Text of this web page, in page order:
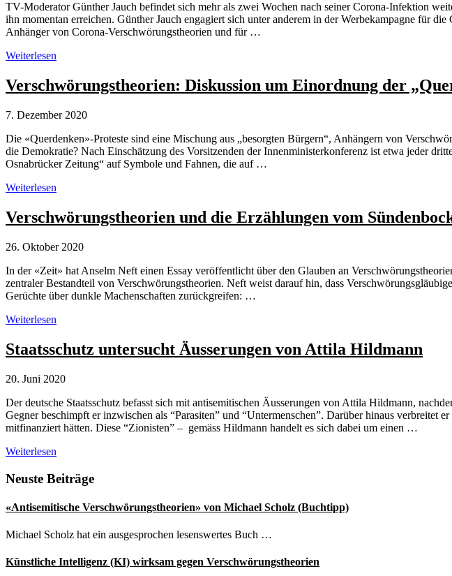
TV-Moderator Günther Jauch befindet sich mehr als zwei Wochen nach seiner Corona-Infektion
ihn momentan erreichen. Günther Jauch engagiert sich unter anderem in der Werbekampagne für
Anhänger von Corona-Verschwörungstheorien und für …
Moderator
Jauch:
Hassnachrichten
Verschwörungstheoretikern
Weiterlesen
Verschwörungstheorien: Diskussion um Einordnung der
7. Dezember 2020
Die «Querdenken»-Proteste sind eine Mischung aus „besorgten Bürgern“, Anhängern von
die Demokratie? Nach Einschätzung des Vorsitzenden der Innenministerkonferenz ist etwa jeder
Osnabrücker Zeitung“ auf Symbole und Fahnen, die auf …
Verschwörungstheorien:
um
Einordnung
„Querdenken“-
Weiterlesen
Verschwörungstheorien und die Erzählungen vom
26. Oktober 2020
In der «Zeit» hat Anselm Neft einen Essay veröffentlicht über den Glauben an
zentraler Bestandteil von Verschwörungstheorien. Neft weist darauf hin, dass
Gerüchte über dunkle Machenschaften zurückgreifen: …
Verschwörungstheorien
die
Erzählungen
Sündenbock
Weiterlesen
Staatsschutz untersucht Äusserungen von Attila Hildmann
20. Juni 2020
Der deutsche Staatsschutz befasst sich mit antisemitischen Äusserungen von Attila Hildmann,
Gegner beschimpft er inzwischen als “Parasiten” und “Untermenschen”. Darüber hinaus
mitfinanziert hätten. Diese “Zionisten” – gemäss Hildmann handelt es sich dabei um einen …
Staatsschutz
Äusserungen
Attila
Hildmann
Weiterlesen
Seitenspalte
Neuste Beiträge
«Antisemitische Verschwörungstheorien» von Michael Scholz (Buchtipp)
Michael Scholz hat ein ausgesprochen lesenswertes Buch …
Künstliche Intelligenz (KI) wirksam gegen Verschwörungstheorien